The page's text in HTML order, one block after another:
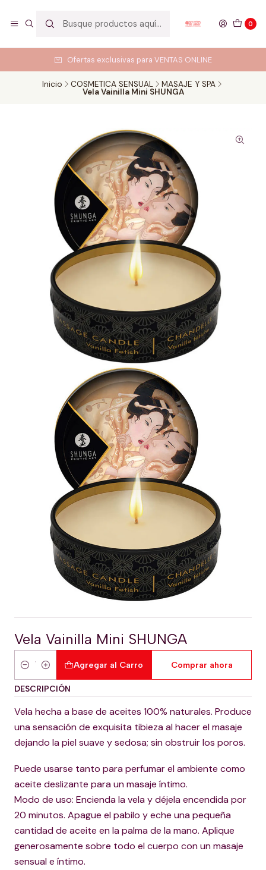
0
Ofertas exclusivas para VENTAS ONLINE
Inicio COSMETICA SENSUAL MASAJE Y SPA
Vela Vainilla Mini SHUNGA
Vela Vainilla Mini SHUNGA
Cantidad
Agregar al Carro Comprar ahora
DESCRIPCIÓN
Vela hecha a base de aceites 100% naturales. Produce
una sensación de exquisita tibieza al hacer el masaje
dejando la piel suave y sedosa; sin obstruir los poros.
Puede usarse tanto para perfumar el ambiente como
aceite deslizante para un masaje íntimo.
Modo de uso: Encienda la vela y déjela encendida por
20 minutos. Apague el pabilo y eche una pequeña
cantidad de aceite en la palma de la mano. Aplique
generosamente sobre todo el cuerpo con un masaje
sensual e íntimo.